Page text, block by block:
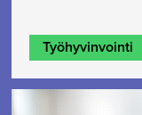
Työhyvinvointi